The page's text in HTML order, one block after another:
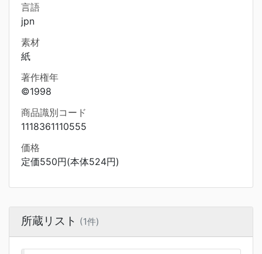
言語
jpn
素材
紙
著作権年
©1998
商品識別コード
1118361110555
価格
定価550円(本体524円)
所蔵リスト (1件)